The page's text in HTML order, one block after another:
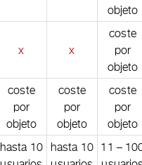
objeto
x x
coste
por
objeto
coste
por
objeto
coste
por
objeto
coste
por
objeto
hasta 10
hasta 10
11 –